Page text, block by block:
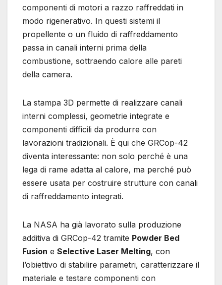
componenti di motori a razzo raffreddati in
modo rigenerativo. In questi sistemi il
propellente o un fluido di raffreddamento
passa in canali interni prima della
combustione, sottraendo calore alle pareti
della camera.
La stampa 3D permette di realizzare canali
interni complessi, geometrie integrate e
componenti difficili da produrre con
lavorazioni tradizionali. È qui che GRCop-42
diventa interessante: non solo perché è una
lega di rame adatta al calore, ma perché può
essere usata per costruire strutture con canali
di raffreddamento integrati.
La NASA ha già lavorato sulla produzione
additiva di GRCop-42 tramite Powder Bed
Fusion e Selective Laser Melting, con
l’obiettivo di stabilire parametri, caratterizzare il
materiale e testare componenti con